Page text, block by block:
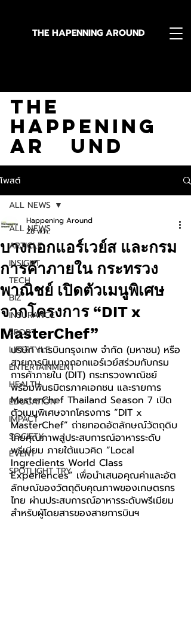
THE HAPENNING AROUND
The
Happening
Ar und
โพสต์
ALL NEWS
ARTICLE
INSIGHT
TECH
BIZ
INSURANCE
SPORT
LIFESTYLE
ENTERTAINMENT
HEALTH
EDUCATION
IMPACT
SOCIETY
EVENT
SPOTLIGHT TRY
ALL NEWS
บางกอกแอร์เวย์ส และกรม
การค้าภายใน กระทรวง
พาณิชย์ เปิดตัวเมนูพิเศษ
จากโครงการ “DIT x
MasterChef”
Happening Around
28 พ.ค.
บริษัท การบินกรุงเทพ จำกัด (มหาชน) หรือ
สายการบินบางกอกแอร์เวย์สร่วมกับกรม
การค้าภายใน (DIT) กระทรวงพาณิชย์
พร้อมพันธมิตรภาคเอกชน และรายการ
MasterChef Thailand Season 7 เปิด
ตัวเมนูพิเศษจากโครงการ “DIT x
MasterChef” ถ่ายทอดอัตลักษณ์วัตถุดิบ
ไทยคุณภาพสู่ประสบการณ์อาหารระดับ
พรีเมียม ภายใต้แนวคิด “Local
Ingredients World Class
Experiences” เพื่อนำเสนอคุณค่าและอัต
ลักษณ์ของวัตถุดิบคุณภาพของเกษตรกร
ไทย ผ่านประสบการณ์อาหารระดับพรีเมียม
สำหรับผู้โดยสารของสายการบินฯ